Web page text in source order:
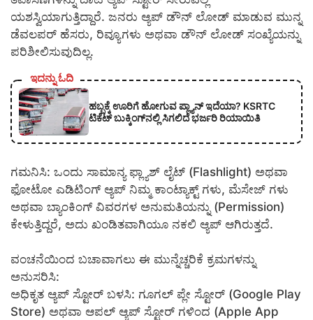
ಯಶಸ್ವಿಯಾಗುತ್ತಿದ್ದಾರೆ. ಜನರು ಆ್ಯಪ್ ಡೌನ್ ಲೋಡ್ ಮಾಡುವ ಮುನ್ನ
ಡೆವಲಪರ್ ಹೆಸರು, ರಿವ್ಯೂಗಳು ಅಥವಾ ಡೌನ್ ಲೋಡ್ ಸಂಖ್ಯೆಯನ್ನು
ಪರಿಶೀಲಿಸುವುದಿಲ್ಲ.
ಇದನ್ನು ಓದಿ
ಹಬ್ಬಕ್ಕೆ ಊರಿಗೆ ಹೋಗುವ ಪ್ಲ್ಯಾನ್ ಇದೆಯಾ? KSRTC
ಟಿಕೆಟ್ ಬುಕ್ಕಿಂಗ್‌ನಲ್ಲಿ ಸಿಗಲಿದೆ ಭರ್ಜರಿ ರಿಯಾಯಿತಿ
ಗಮನಿಸಿ: ಒಂದು ಸಾಮಾನ್ಯ ಫ್ಲ್ಯಾಶ್ ಲೈಟ್ (Flashlight) ಅಥವಾ
ಫೋಟೋ ಎಡಿಟಿಂಗ್ ಆ್ಯಪ್ ನಿಮ್ಮ ಕಾಂಟ್ಯಾಕ್ಟ್ ಗಳು, ಮೆಸೇಜ್ ಗಳು
ಅಥವಾ ಬ್ಯಾಂಕಿಂಗ್ ವಿವರಗಳ ಅನುಮತಿಯನ್ನು (Permission)
ಕೇಳುತ್ತಿದ್ದರೆ, ಅದು ಖಂಡಿತವಾಗಿಯೂ ನಕಲಿ ಆ್ಯಪ್ ಆಗಿರುತ್ತದೆ.
ವಂಚನೆಯಿಂದ ಬಚಾವಾಗಲು ಈ ಮುನ್ನೆಚ್ಚರಿಕೆ ಕ್ರಮಗಳನ್ನು
ಅನುಸರಿಸಿ:
ಅಧಿಕೃತ ಆ್ಯಪ್ ಸ್ಟೋರ್ ಬಳಸಿ: ಗೂಗಲ್ ಪ್ಲೇ ಸ್ಟೋರ್ (Google Play
Store) ಅಥವಾ ಆಪಲ್ ಆ್ಯಪ್ ಸ್ಟೋರ್ ಗಳಿಂದ (Apple App